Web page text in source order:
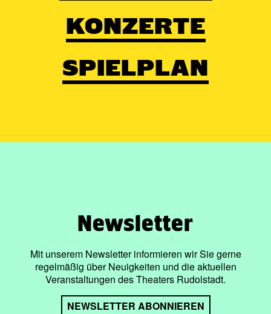
KONZERTE
SPIELPLAN
Newsletter
Mit unserem Newsletter informieren wir Sie gerne
regelmäßig über Neuigkeiten und die aktuellen
Veranstaltungen des Theaters Rudolstadt.
NEWSLETTER ABONNIEREN